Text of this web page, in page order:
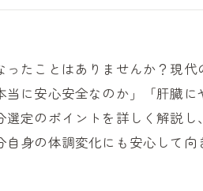
ったことはありませんか？現
当に安心安全なのか」「肝臓
選定のポイントを詳しく解説
身の体調変化にも安心して